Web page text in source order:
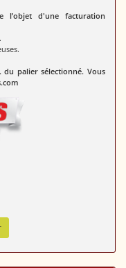
d'une facturation
palier sélectionné. Vous